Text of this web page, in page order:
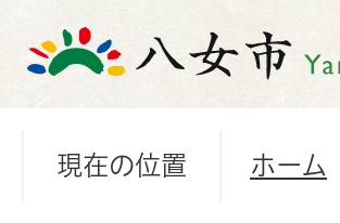
現在の位置 ホーム